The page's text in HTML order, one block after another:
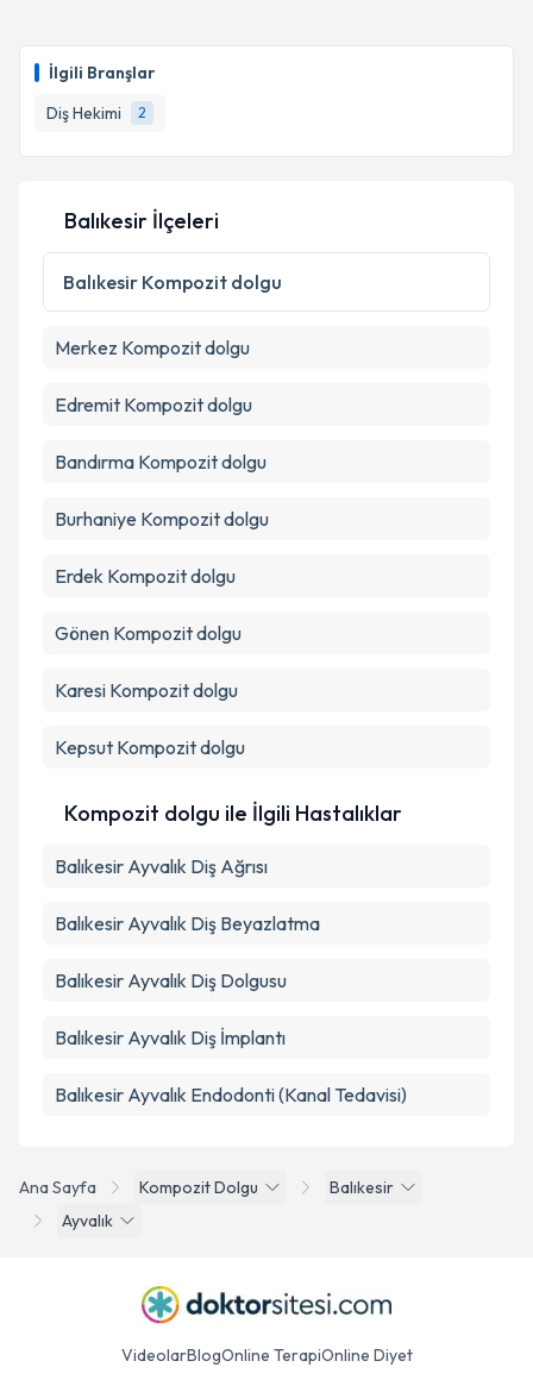
İlgili Branşlar
Diş Hekimi
2
Ana Sayfa Kompozit Dolgu
Balıkesir
Ayvalık
Balıkesir İlçeleri
Balıkesir Kompozit dolgu
Merkez Kompozit dolgu
Edremit Kompozit dolgu
Bandırma Kompozit dolgu
Burhaniye Kompozit dolgu
Erdek Kompozit dolgu
Gönen Kompozit dolgu
Karesi Kompozit dolgu
Kepsut Kompozit dolgu
Kompozit dolgu ile İlgili Hastalıklar
Balıkesir Ayvalık Diş Ağrısı
Balıkesir Ayvalık Diş Beyazlatma
Balıkesir Ayvalık Diş Dolgusu
Balıkesir Ayvalık Diş İmplantı
Balıkesir Ayvalık Endodonti (Kanal Tedavisi)
VideolarBlogOnline TerapiOnline Diyet